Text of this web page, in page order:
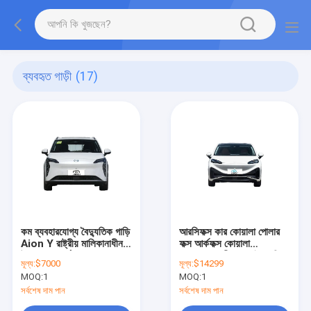
ব্যবহৃত গাড়ী (17)
কম ব্যবহারযোগ্য বৈদ্যুতিক গাড়ি
Aion Y রাষ্ট্রীয় মালিকানাধীন
গ্যারান্টিযুক্ত বিক্রয়োত্তর
পরিষেবা সহ
মূল্য:$7000
MOQ:1
সর্বশেষ দাম পান
আরসিফক্স কার কোয়ালা পোলার
ফক্স আর্কফক্স কোয়ালা
যানবাহন
মূল্য:$14299
MOQ:1
সর্বশেষ দাম পান